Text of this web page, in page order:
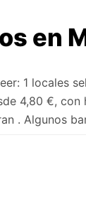
en
1 locales
4,80 €,
. Algunos